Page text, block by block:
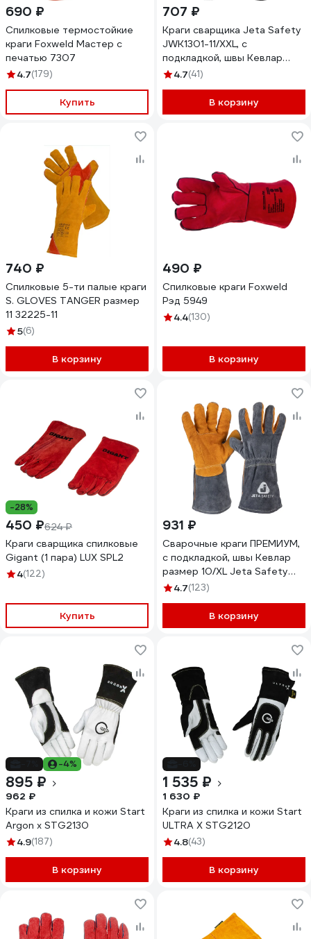
690 ₽
Спилковые термостойкие
краги Foxweld Мастер с
печатью 7307
4.7(179)
Купить
707 ₽
Краги сварщика Jeta Safety
JWK1301-11/XXL, с
подкладкой, швы Кевлар
JWK1301-XXL
4.7(41)
В корзину
740 ₽
Спилковые 5-ти палые краги
S. GLOVES TANGER размер
11 32225-11
5(6)
В корзину
490 ₽
Спилковые краги Foxweld
Рэд 5949
4.4(130)
В корзину
-28%
450 ₽624 ₽
Краги сварщика спилковые
Gigant (1 пара) LUX SPL2
4(122)
Купить
931 ₽
Сварочные краги ПРЕМИУМ,
с подкладкой, швы Кевлар
размер 10/XL Jeta Safety
JWK-502-XL
4.7(123)
В корзину
-4%
895 ₽
962 ₽
Краги из спилка и кожи Start
Argon x STG2130
4.9(187)
В корзину
1 535 ₽
1 630 ₽
Краги из спилка и кожи Start
ULTRA X STG2120
4.8(43)
В корзину